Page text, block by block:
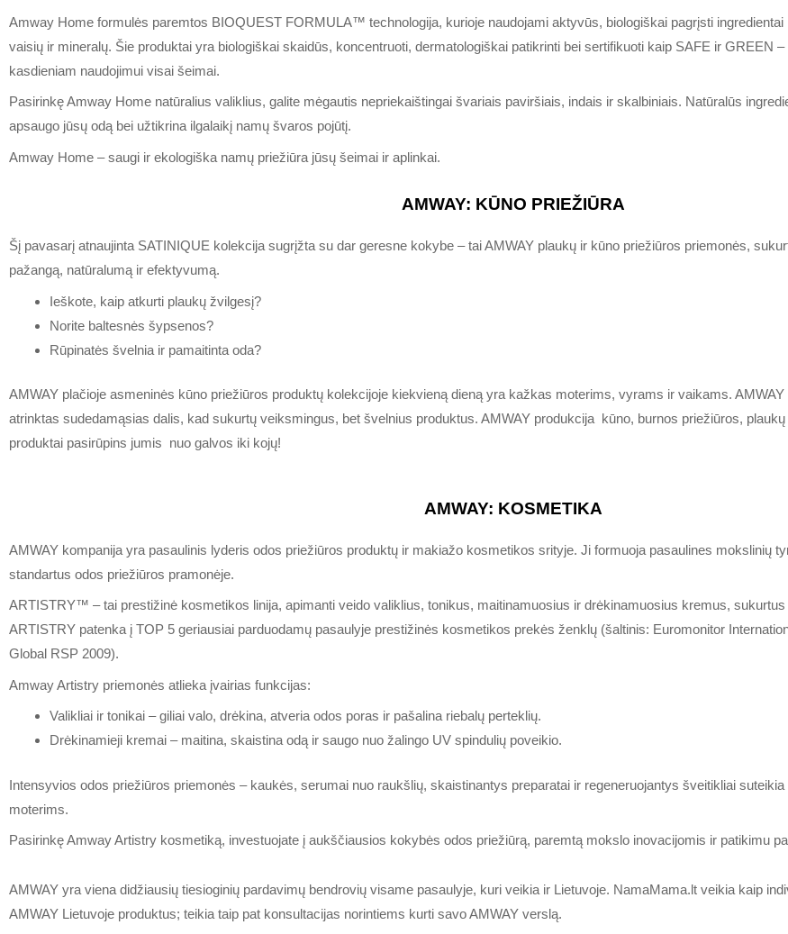
Amway Home formulės paremtos BIOQUEST FORMULA™ technologija, kurioje naudojami aktyvūs, biologiškai pagrįsti
vaisių ir mineralų. Šie produktai yra biologiškai skaidūs, koncentruoti, dermatologiškai patikrinti bei sertifikuoti kaip SAFE ir GREEN
kasdieniam naudojimui visai šeimai.
Pasirinkę Amway Home natūralius valiklius, galite mėgautis nepriekaištingai švariais paviršiais, indais ir skalbiniais. Natūralūs
apsaugo jūsų odą bei užtikrina ilgalaikį namų švaros pojūtį.
Amway Home – saugi ir ekologiška namų priežiūra jūsų šeimai ir aplinkai.
AMWAY: KŪNO PRIEŽIŪRA
Šį pavasarį atnaujinta SATINIQUE kolekcija sugrįžta su dar geresne kokybe – tai AMWAY plaukų ir kūno priežiūros priemonės,
pažangą, natūralumą ir efektyvumą.
Ieškote, kaip atkurti plaukų žvilgesį?
Norite baltesnės šypsenos?
Rūpinatės švelnia ir pamaitinta oda?
AMWAY plačioje asmeninės kūno priežiūros produktų kolekcijoje kiekvieną dieną yra kažkas moterims, vyrams ir vaikams.
atrinktas sudedamąsias dalis, kad sukurtų veiksmingus, bet švelnius produktus. AMWAY produkcija kūno, burnos priežiūros,
produktai pasirūpins jumis nuo galvos iki kojų!
AMWAY: KOSMETIKA
AMWAY kompanija yra pasaulinis lyderis odos priežiūros produktų ir makiažo kosmetikos srityje. Ji formuoja pasaulines mokslinių
standartus odos priežiūros pramonėje.
ARTISTRY™ – tai prestižinė kosmetikos linija, apimanti veido valiklius, tonikus, maitinamuosius ir drėkinamuosius kremus,
ARTISTRY patenka į TOP 5 geriausiai parduodamų pasaulyje prestižinės kosmetikos prekės ženklų (šaltinis: Euromonitor
Global RSP 2009).
Amway Artistry priemonės atlieka įvairias funkcijas:
Valikliai ir tonikai – giliai valo, drėkina, atveria odos poras ir pašalina riebalų perteklių.
Drėkinamieji kremai – maitina, skaistina odą ir saugo nuo žalingo UV spindulių poveikio.
Intensyvios odos priežiūros priemonės – kaukės, serumai nuo raukšlių, skaistinantys preparatai ir regeneruojantys šveitikliai
moterims.
Pasirinkę Amway Artistry kosmetiką, investuojate į aukščiausios kokybės odos priežiūrą, paremtą mokslo inovacijomis ir patikimu
AMWAY yra viena didžiausių tiesioginių pardavimų bendrovių visame pasaulyje, kuri veikia ir Lietuvoje. NamaMama.lt veikia kaip
AMWAY Lietuvoje produktus; teikia taip pat konsultacijas norintiems kurti savo AMWAY verslą.